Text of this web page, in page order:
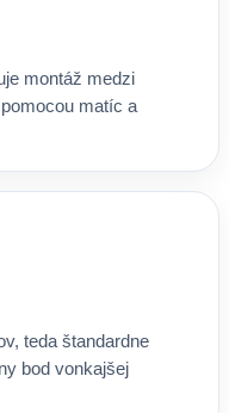
montáž medzi
matíc a
teda štandardne
bod vonkajšej